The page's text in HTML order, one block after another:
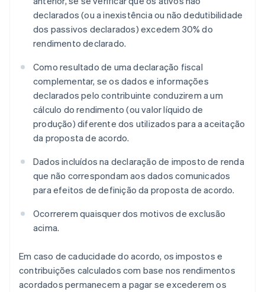
declarados (ou a inexistência ou não dedutibilidade
dos passivos declarados) excedem 30% do
rendimento declarado.
Como resultado de uma declaração fiscal
complementar, se os dados e informações
declarados pelo contribuinte conduzirem a um
cálculo do rendimento (ou valor líquido de
produção) diferente dos utilizados para a aceitação
da proposta de acordo.
Dados incluídos na declaração de imposto de renda
que não correspondam aos dados comunicados
para efeitos de definição da proposta de acordo.
Ocorrerem quaisquer dos motivos de exclusão
acima.
Em caso de caducidade do acordo, os impostos e
contribuições calculados com base nos rendimentos
acordados permanecem a pagar se excederem os